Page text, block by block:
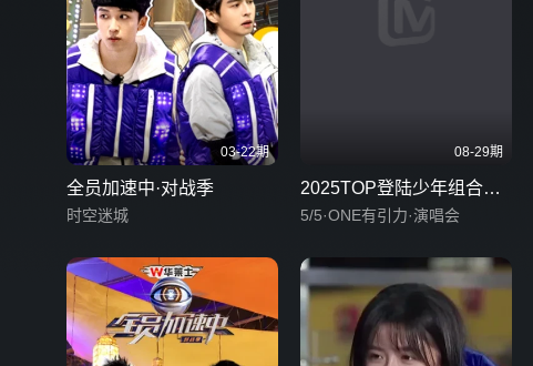
03-22期
全员加速中·对战季
时空迷城
08-29期
2025TOP登陆少年组合演
唱会
5/5·ONE有引力·演唱会